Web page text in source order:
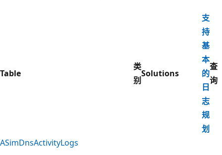
Table
类
别
Solutions
支
持
基
本
的
日
志
规
划
查
询
ASimDnsActivityLogs